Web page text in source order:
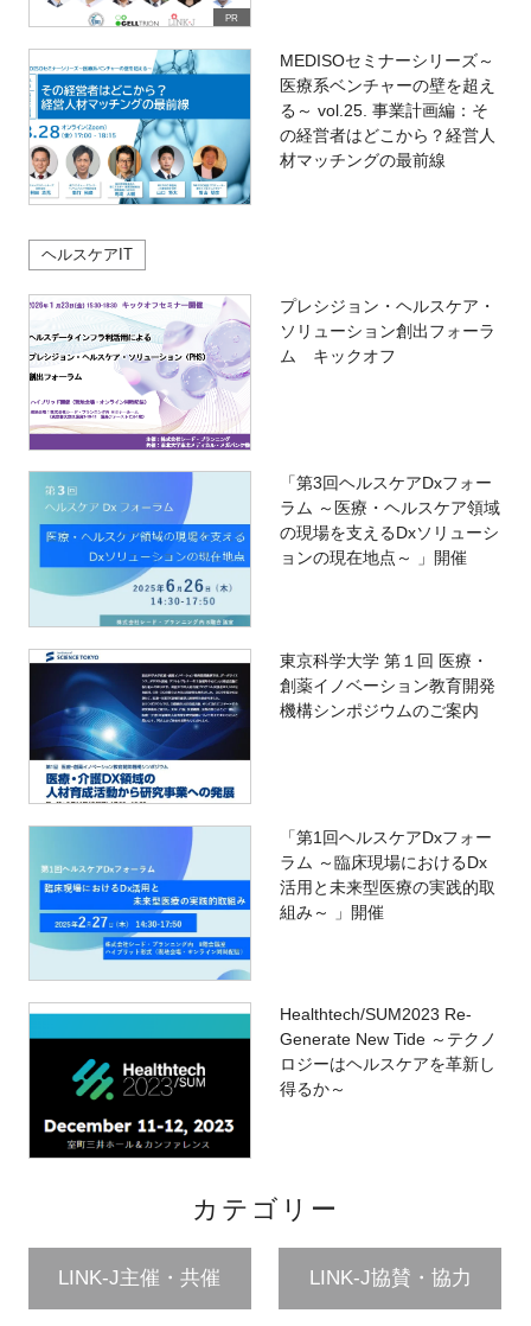
PR
MEDISOセミナーシリーズ～
医療系ベンチャーの壁を超え
る～ vol.25. 事業計画編：そ
の経営者はどこから？経営人
材マッチングの最前線
ヘルスケアIT
プレシジョン・ヘルスケア・
ソリューション創出フォーラ
ム キックオフ
「第3回ヘルスケアDxフォー
ラム ～医療・ヘルスケア領域
の現場を支えるDxソリューシ
ョンの現在地点～ 」開催
東京科学大学 第１回 医療・
創薬イノベーション教育開発
機構シンポジウムのご案内
「第1回ヘルスケアDxフォー
ラム ～臨床現場におけるDx
活用と未来型医療の実践的取
組み～ 」開催
Healthtech/SUM2023 Re-
Generate New Tide ～テクノ
ロジーはヘルスケアを革新し
得るか～
カテゴリー
LINK-J主催・共催 LINK-J協賛・協力